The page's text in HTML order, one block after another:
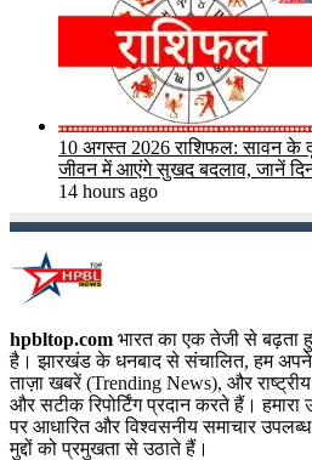
10 अगस्त 2026 राशिफल: सावन के
जीवन में आएंगे सुखद बदलाव, जानें
14 hours ago
hpbltop.com भारत का एक तेजी से बढ़ता
है। झारखंड के धनबाद से संचालित, हम अपने
ताज़ा खबरें (Trending News), और
और सटीक रिपोर्टिंग प्रदान करते हैं। हमारा
पर आधारित और विश्वसनीय समाचार
मुद्दों को प्रमुखता से उठाते हैं।